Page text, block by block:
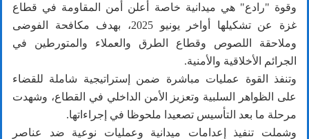
وقوة "رادع" هي ميدانية خاصة أعلن أمن المقاومة في قطاع
غزة عن تشكيلها أواخر يونيو 2025، بهدف مكافحة الفوضى
وملاحقة اللصوص وقطاع الطرق والعملاء والمتورطين في
الجرائم الأخلاقية والأمنية.
وتنفذ القوة عمليات مباشرة ضمن إستراتيجية شاملة للقضاء
على الظواهر السلبية وتعزيز الأمن الداخلي في القطاع، وشهدت
مرحلة ما بعد التأسيس تصعيدا ملحوظا في إجراءاتها.
وشملت تنفيذ إعدامات ميدانية وعمليات نوعية ضد عناصر